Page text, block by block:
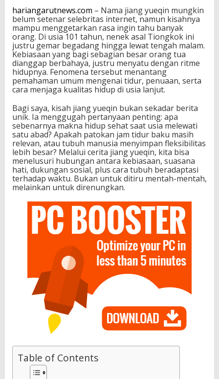
hariangarutnews.com – Nama jiang yueqin mungkin
belum setenar selebritas internet, namun kisahnya
mampu menggetarkan rasa ingin tahu banyak
orang. Di usia 101 tahun, nenek asal Tiongkok ini
justru gemar begadang hingga lewat tengah malam.
Kebiasaan yang bagi sebagian besar orang tua
dianggap berbahaya, justru menyatu dengan ritme
hidupnya. Fenomena tersebut menantang
pemahaman umum mengenai tidur, penuaan, serta
cara menjaga kualitas hidup di usia lanjut.
Bagi saya, kisah jiang yueqin bukan sekadar berita
unik. Ia menggugah pertanyaan penting: apa
sebenarnya makna hidup sehat saat usia melewati
satu abad? Apakah patokan jam tidur baku masih
relevan, atau tubuh manusia menyimpan fleksibilitas
lebih besar? Melalui cerita jiang yueqin, kita bisa
menelusuri hubungan antara kebiasaan, suasana
hati, dukungan sosial, plus cara tubuh beradaptasi
terhadap waktu. Bukan untuk ditiru mentah-mentah,
melainkan untuk direnungkan.
Table of Contents